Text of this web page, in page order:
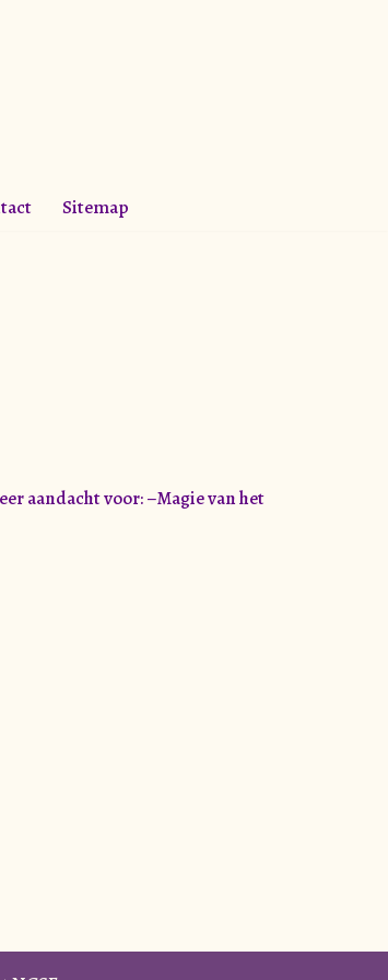
Sitemap
aandacht voor: –Magie van het